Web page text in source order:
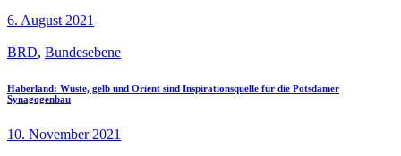
6. August 2021
BRD, Bundesebene
Haberland: Wüste, gelb und Orient sind Inspirationsquelle für die Potsdamer
Synagogenbau
10. November 2021